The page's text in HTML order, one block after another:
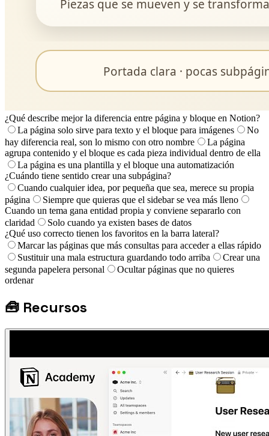
¿Qué describe mejor la diferencia entre página y bloque en Notion?
La página solo sirve para texto y el bloque para imágenes
No
hay diferencia real, son lo mismo con otro nombre
La página
agrupa contenido y el bloque es cada pieza individual dentro de ella
La página es una plantilla y el bloque una automatización
¿Cuándo tiene sentido crear una subpágina?
Cuando cualquier idea, por pequeña que sea, merece su propia
página
Siempre que quieras que el sidebar se vea más lleno
Cuando un tema gana entidad propia y conviene separarlo con
claridad
Solo cuando ya existen bases de datos
¿Qué uso correcto tienen los favoritos en la barra lateral?
Marcar las páginas que más consultas para acceder a ellas rápido
Sustituir una mala estructura guardando todo arriba
Crear una
segunda papelera personal
Ocultar páginas que no quieres
ordenar
🧰 Recursos